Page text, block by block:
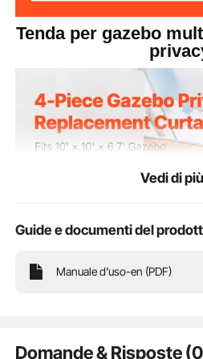
Tenda per gazebo
design a tre sezioni assicurano
Vedi di più
Guide e documenti del
Manuale d'uso-en (PDF)
Domande & Risposte